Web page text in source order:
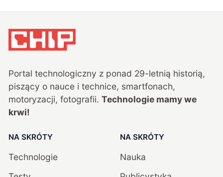
Portal technologiczny z ponad 29-letnią historią,
piszący o nauce i technice, smartfonach,
motoryzacji, fotografii. Technologie mamy we
krwi!
NA SKRÓTY
Technologie
NA SKRÓTY
Nauka